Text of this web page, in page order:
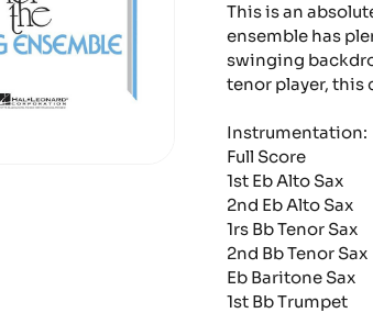
This is an
ensemble has
swinging
tenor player, this
Instrumentation:
Full Score
1st Eb Alto Sax
2nd Eb Alto Sax
1rs Bb Tenor Sax
2nd Bb Tenor Sax
Eb Baritone Sax
1st Bb Trumpet